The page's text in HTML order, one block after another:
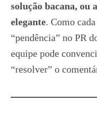
solução bacana, ou
elegante. Como
“pendência” no PR
equipe pode
“resolver” o